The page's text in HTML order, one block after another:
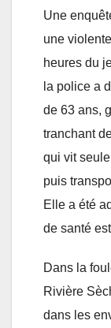
Une
une
heures du
la police a
de 63 ans,
tranchant
qui vit
puis
Elle a été
de santé
Dans la
Rivière
dans les